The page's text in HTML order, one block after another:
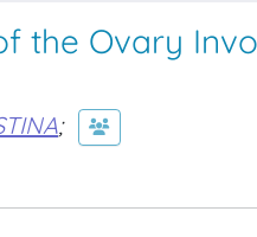
the Ovary
;